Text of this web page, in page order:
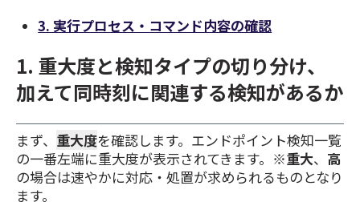
3. 実行プロセス・コマンド内容の確認
1. 重大度と検知タイプの切り分け、
加えて同時刻に関連する検知があるか
まず、 重大度を確認します。エンドポイント検知一覧
の一番左端に重大度が表示されてきます。※重大、 高
の場合は速やかに対応・処置が求められるものとなり
ます。